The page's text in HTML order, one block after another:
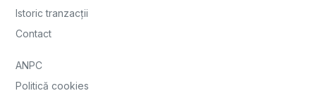
Istoric tranzacții
Contact
ANPC
Politică cookies